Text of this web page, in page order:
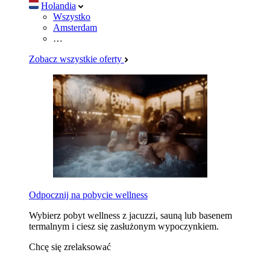
Holandia
Wszystko
Amsterdam
…
Zobacz wszystkie oferty
Odpocznij na pobycie wellness
Wybierz pobyt wellness z jacuzzi, sauną lub basenem
termalnym i ciesz się zasłużonym wypoczynkiem.
Chcę się zrelaksować